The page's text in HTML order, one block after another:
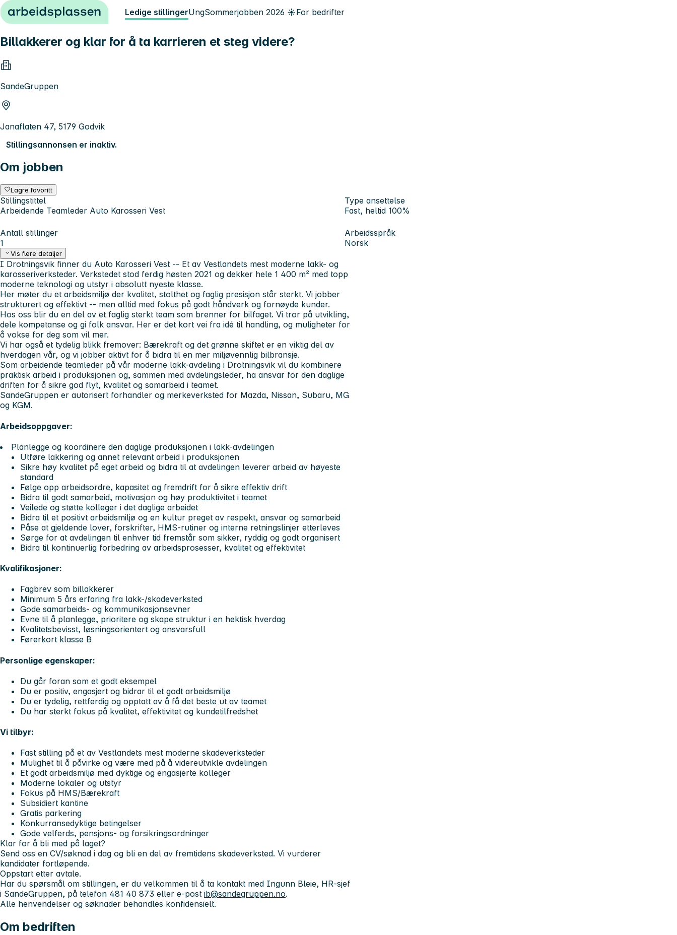
Hopp til innhold Ledige stillingerUngSommerjobben 2026 ☀️For bedrifter
Billakkerer og klar for å ta karrieren et steg videre?
SandeGruppen
Janaflaten 47, 5179 Godvik
Stillingsannonsen er inaktiv.
Om jobben
Lagre favoritt
Stillingstittel
Arbeidende Teamleder Auto Karosseri Vest
Type ansettelse
Fast, heltid 100%
Antall stillinger
1
Arbeidsspråk
Norsk
Vis flere detaljer
I Drotningsvik finner du Auto Karosseri Vest -- Et av Vestlandets mest moderne lakk- og
karosseriverksteder. Verkstedet stod ferdig høsten 2021 og dekker hele 1 400 m² med topp
moderne teknologi og utstyr i absolutt nyeste klasse.
Her møter du et arbeidsmiljø der kvalitet, stolthet og faglig presisjon står sterkt. Vi jobber
strukturert og effektivt -- men alltid med fokus på godt håndverk og fornøyde kunder.
Hos oss blir du en del av et faglig sterkt team som brenner for bilfaget. Vi tror på utvikling,
dele kompetanse og gi folk ansvar. Her er det kort vei fra idé til handling, og muligheter for
å vokse for deg som vil mer.
Vi har også et tydelig blikk fremover: Bærekraft og det grønne skiftet er en viktig del av
hverdagen vår, og vi jobber aktivt for å bidra til en mer miljøvennlig bilbransje.
Som arbeidende teamleder på vår moderne lakk-avdeling i Drotningsvik vil du kombinere
praktisk arbeid i produksjonen og, sammen med avdelingsleder, ha ansvar for den daglige
driften for å sikre god flyt, kvalitet og samarbeid i teamet.
SandeGruppen er autorisert forhandler og merkeverksted for Mazda, Nissan, Subaru, MG
og KGM.
Arbeidsoppgaver:
Planlegge og koordinere den daglige produksjonen i lakk-avdelingen
Utføre lakkering og annet relevant arbeid i produksjonen
Sikre høy kvalitet på eget arbeid og bidra til at avdelingen leverer arbeid av høyeste
standard
Følge opp arbeidsordre, kapasitet og fremdrift for å sikre effektiv drift
Bidra til godt samarbeid, motivasjon og høy produktivitet i teamet
Veilede og støtte kolleger i det daglige arbeidet
Bidra til et positivt arbeidsmiljø og en kultur preget av respekt, ansvar og samarbeid
Påse at gjeldende lover, forskrifter, HMS-rutiner og interne retningslinjer etterleves
Sørge for at avdelingen til enhver tid fremstår som sikker, ryddig og godt organisert
Bidra til kontinuerlig forbedring av arbeidsprosesser, kvalitet og effektivitet
Kvalifikasjoner:
Fagbrev som billakkerer
Minimum 5 års erfaring fra lakk-/skadeverksted
Gode samarbeids- og kommunikasjonsevner
Evne til å planlegge, prioritere og skape struktur i en hektisk hverdag
Kvalitetsbevisst, løsningsorientert og ansvarsfull
Førerkort klasse B
Personlige egenskaper:
Du går foran som et godt eksempel
Du er positiv, engasjert og bidrar til et godt arbeidsmiljø
Du er tydelig, rettferdig og opptatt av å få det beste ut av teamet
Du har sterkt fokus på kvalitet, effektivitet og kundetilfredshet
Vi tilbyr:
Fast stilling på et av Vestlandets mest moderne skadeverksteder
Mulighet til å påvirke og være med på å videreutvikle avdelingen
Et godt arbeidsmiljø med dyktige og engasjerte kolleger
Moderne lokaler og utstyr
Fokus på HMS/Bærekraft
Subsidiert kantine
Gratis parkering
Konkurransedyktige betingelser
Gode velferds, pensjons- og forsikringsordninger
Klar for å bli med på laget?
Send oss en CV/søknad i dag og bli en del av fremtidens skadeverksted. Vi vurderer
kandidater fortløpende.
Oppstart etter avtale.
Har du spørsmål om stillingen, er du velkommen til å ta kontakt med Ingunn Bleie, HR-sjef
i SandeGruppen, på telefon 481 40 873 eller e-post ib@sandegruppen.no.
Alle henvendelser og søknader behandles konfidensielt.
Om bedriften